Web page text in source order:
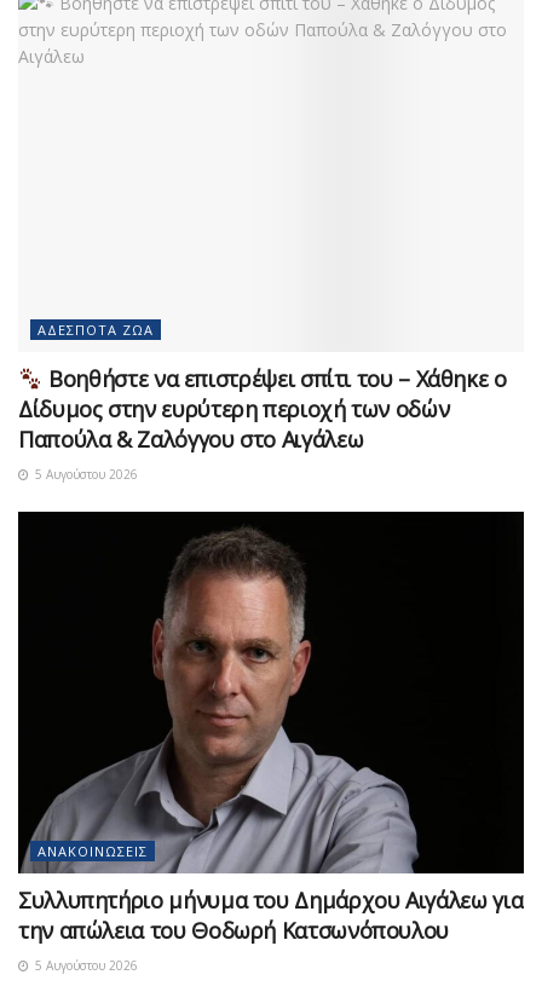
ΑΔΈΣΠΟΤΑ ΖΏΑ
Βοηθήστε να επιστρέψει σπίτι του – Χάθηκε ο
Δίδυμος στην ευρύτερη περιοχή των οδών
Παπούλα & Ζαλόγγου στο Αιγάλεω
5 Αυγούστου 2026
ΑΝΑΚΟΙΝΏΣΕΙΣ
Συλλυπητήριο μήνυμα του Δημάρχου Αιγάλεω για
την απώλεια του Θοδωρή Κατσωνόπουλου
5 Αυγούστου 2026